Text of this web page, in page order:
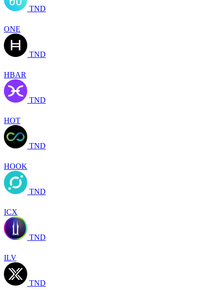
TND
ONE
TND
HBAR
TND
HOT
TND
HOOK
TND
ICX
TND
ILV
TND